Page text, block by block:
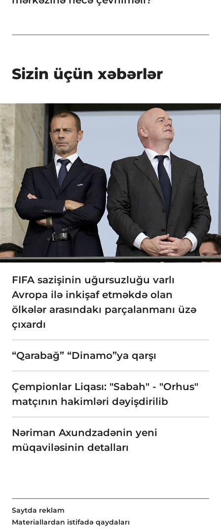
Sizin üçün xəbərlər
FIFA sazişinin uğursuzluğu varlı
Avropa ilə inkişaf etməkdə olan
ölkələr arasındakı parçalanmanı üzə
çıxardı
“Qarabağ” “Dinamo”ya qarşı
Çempionlar Liqası: "Sabah" - "Orhus"
matçının hakimləri dəyişdirilib
Nəriman Axundzadənin yeni
müqaviləsinin detalları
Saytda reklam
Materiallardan istifadə qaydaları